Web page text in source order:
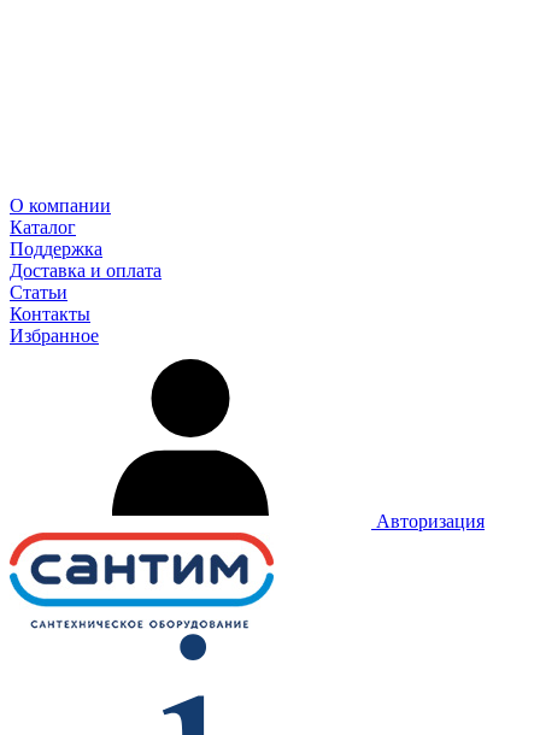
О компании
Каталог
Поддержка
Доставка и оплата
Статьи
Контакты
Избранное
Авторизация